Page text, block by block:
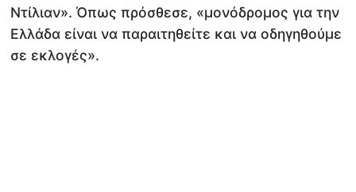
Ντίλιαν». Όπως πρόσθεσε, «μονόδρομος για την
Ελλάδα είναι να παραιτηθείτε και να οδηγηθούμε
σε εκλογές».